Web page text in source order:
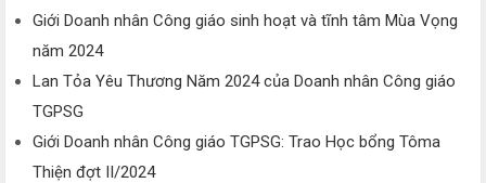
Giới Doanh nhân Công giáo sinh hoạt và tĩnh tâm Mùa Vọng
năm 2024
Lan Tỏa Yêu Thương Năm 2024 của Doanh nhân Công giáo
TGPSG
Giới Doanh nhân Công giáo TGPSG: Trao Học bổng Tôma
Thiện đợt II/2024